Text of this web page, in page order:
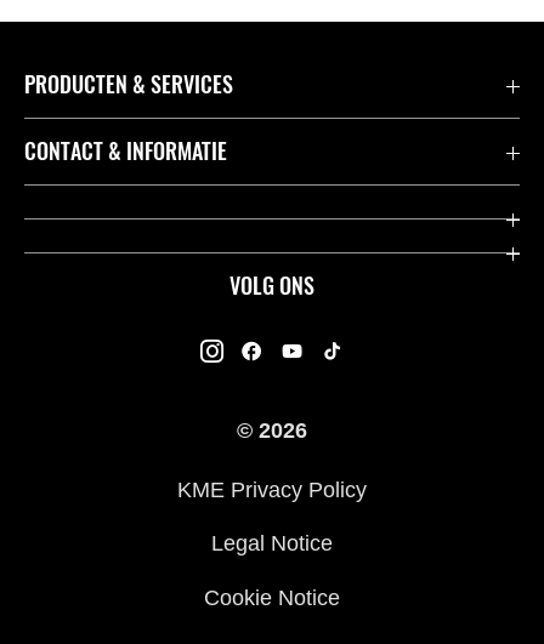
VOLG ONS
PRODUCTEN & SERVICES
Accessoires & Onderdelen
Dealers
K-Care Fabrieksgarantie
Gebruikershandleidingen
Kawasaki Road Assistance
Veelgestelde Vragen
CONTACT & INFORMATIE
Contact
© 2026
KME Privacy Policy
Legal Notice
Cookie Notice